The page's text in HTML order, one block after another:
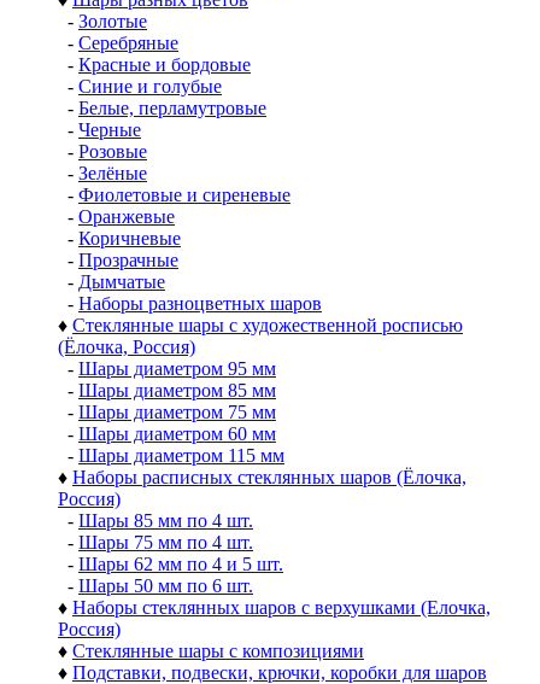
- Золотые
- Серебряные
- Красные и бордовые
- Синие и голубые
- Белые, перламутровые
- Черные
- Розовые
- Зелёные
- Фиолетовые и сиреневые
- Оранжевые
- Коричневые
- Прозрачные
- Дымчатые
- Наборы разноцветных шаров
♦ Стеклянные шары с художественной росписью
(Ёлочка, Россия)
- Шары диаметром 95 мм
- Шары диаметром 85 мм
- Шары диаметром 75 мм
- Шары диаметром 60 мм
- Шары диаметром 115 мм
♦ Наборы расписных стеклянных шаров (Ёлочка,
Россия)
- Шары 85 мм по 4 шт.
- Шары 75 мм по 4 шт.
- Шары 62 мм по 4 и 5 шт.
- Шары 50 мм по 6 шт.
♦ Наборы стеклянных шаров с верхушками (Елочка,
Россия)
♦ Стеклянные шары с композициями
♦ Подставки, подвески, крючки, коробки для шаров